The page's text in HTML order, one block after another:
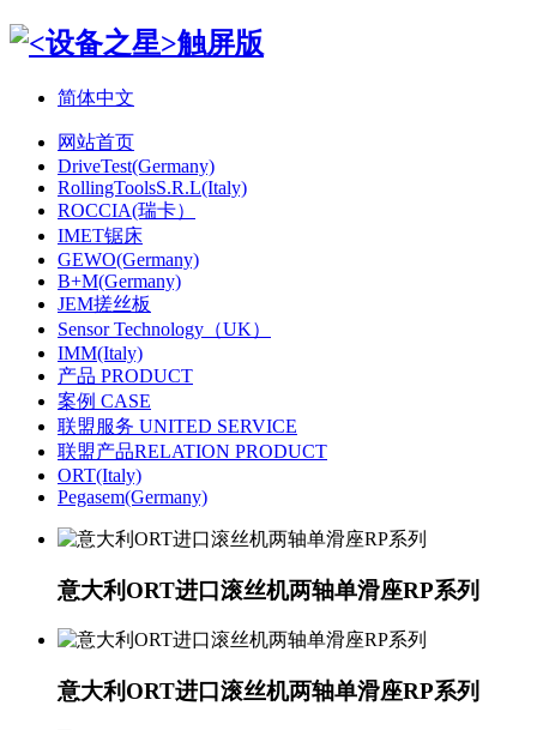
简体中文
网站首页
DriveTest(Germany)
RollingToolsS.R.L(Italy)
ROCCIA(瑞卡）
IMET锯床
GEWO(Germany)
B+M(Germany)
JEM搓丝板
Sensor Technology（UK）
IMM(Italy)
产品 PRODUCT
案例 CASE
联盟服务 UNITED SERVICE
联盟产品RELATION PRODUCT
ORT(Italy)
Pegasem(Germany)
意大利ORT进口滚丝机两轴单滑座RP系列
意大利ORT进口滚丝机两轴单滑座RP系列